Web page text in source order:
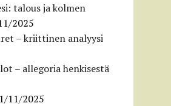
talous ja kolmen
2025
– kriittinen analyysi
– allegoria henkisestä
11/2025